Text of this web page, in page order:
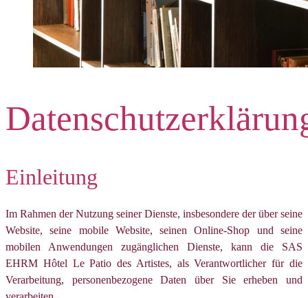
Einleitung
Im Rahmen der Nutzung seiner Dienste, insbesondere der über seine
Website, seine mobile Website, seinen Online-Shop und seine
mobilen Anwendungen zugänglichen Dienste, kann die SAS
EHRM Hôtel Le Patio des Artistes, als Verantwortlicher für die
Verarbeitung, personenbezogene Daten über Sie erheben und